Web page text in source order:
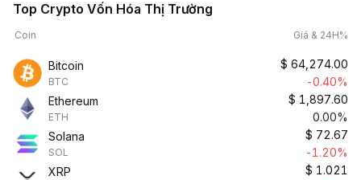
Top Crypto Vốn Hóa Thị Trường
Coin Giá & 24H%
Bitcoin
BTC
$ 64,274.00
-0.40%
Ethereum
ETH
$ 1,897.60
0.00%
Solana
SOL
$ 72.67
-1.20%
XRP
$ 1.021